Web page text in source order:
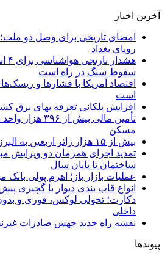
آخرین اخبار
امضای تاریخی برای وصل دو
رویای بغداد
سقوط سنگ در راه است
اقتصاد آمریکا با فشارها و
است
افزایش پلکانی تعرفه بهای برق
تأمین مالی بیش
مسکن
بیش از ۱۵ هزار زائر اربعین به البرز بازگشتند
ساختمان تا پایان سال
عملیات بازار باز؛ اهرم پولی
انواع قاب بندی دیوار با گچبری
دکارت؛ تحولی لوکس، فوری و
داخلی
نقشه راه جدید جهش صادرات
پیوندها